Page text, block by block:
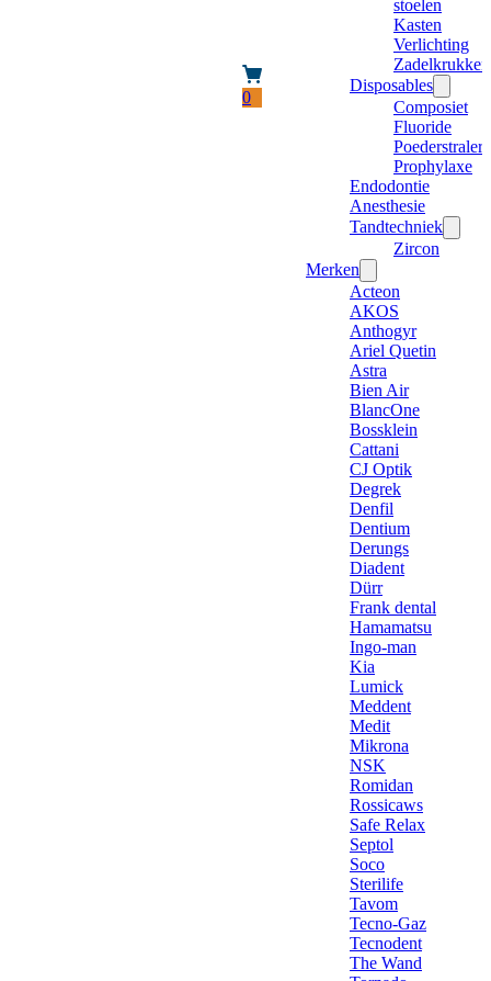
0
stoelen
Kasten
Verlichting
Zadelkrukken
Disposables
Composiet
Fluoride
Poederstraler
Prophylaxe
Endodontie
Anesthesie
Tandtechniek
Zircon
Merken
Acteon
AKOS
Anthogyr
Ariel Quetin
Astra
Bien Air
BlancOne
Bossklein
Cattani
CJ Optik
Degrek
Denfil
Dentium
Derungs
Diadent
Dürr
Frank dental
Hamamatsu
Ingo-man
Kia
Lumick
Meddent
Medit
Mikrona
NSK
Romidan
Rossicaws
Safe Relax
Septol
Soco
Sterilife
Tavom
Tecno-Gaz
Tecnodent
The Wand